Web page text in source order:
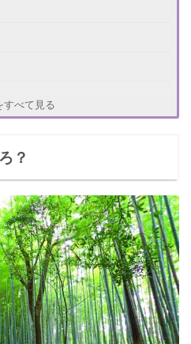
生
条桜花(ごじょう おうか)先生
すべて見る
？